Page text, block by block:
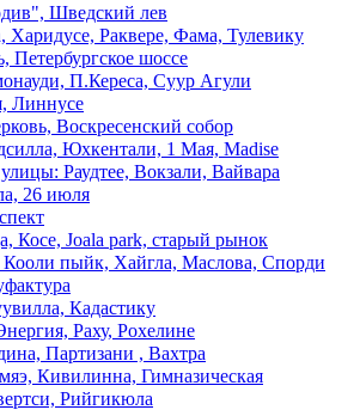
Шведский лев
Раквере, Фама, Тулевику
Петербургское шоссе
П.Кереса, Суур Агули
Линнусе
Воскресенский собор
Юхкентали, 1 Мая, Madise
Раудтее, Вокзали, Вайвара
26 июля
Косе, Joala park, старый рынок
пыйк, Хайгла, Маслова, Спорди
Кадастику
Раху, Рохелине
Партизани , Вахтра
Кивилинна, Гимназическая
Рийгикюла